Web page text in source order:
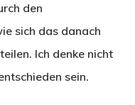
den
sich das danach
Ich denke nicht
sein.